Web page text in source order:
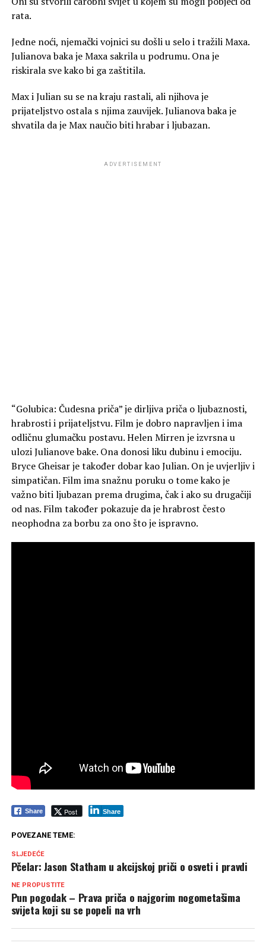
rata.
Jedne noći, njemački vojnici su došli u selo i tražili Maxa.
Julianova baka je Maxa sakrila u podrumu. Ona je
riskirala sve kako bi ga zaštitila.
Max i Julian su se na kraju rastali, ali njihova je
prijateljstvo ostala s njima zauvijek. Julianova baka je
shvatila da je Max naučio biti hrabar i ljubazan.
ADVERTISEMENT
“Golubica: Čudesna priča” je dirljiva priča o ljubaznosti,
hrabrosti i prijateljstvu. Film je dobro napravljen i ima
odličnu glumačku postavu. Helen Mirren je izvrsna u
ulozi Julianove bake. Ona donosi liku dubinu i emociju.
Bryce Gheisar je također dobar kao Julian. On je uvjerljiv i
simpatičan. Film ima snažnu poruku o tome kako je
važno biti ljubazan prema drugima, čak i ako su drugačiji
od nas. Film također pokazuje da je hrabrost često
neophodna za borbu za ono što je ispravno.
Share Post Share
POVEZANE TEME:
SLJEDEĆE
Pčelar: Jason Statham u akcijskoj priči o osveti i pravdi
NE PROPUSTITE
Pun pogodak – Prava priča o najgorim nogometašima
svijeta koji su se popeli na vrh